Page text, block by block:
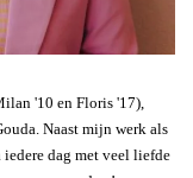
'10 en Floris '17),
Naast mijn werk als
dag met veel liefde